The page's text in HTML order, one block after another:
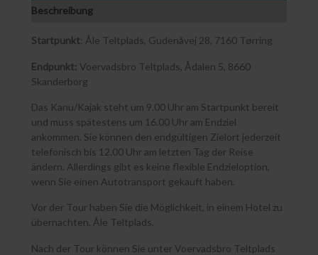
Beschreibung
Startpunkt: Åle Teltplads, Gudenåvej 28, 7160 Tørring
Endpunkt: Voervadsbro Teltplads, Ådalen 5, 8660
Skanderborg
Das Kanu/Kajak steht um 9.00 Uhr am Startpunkt bereit
und muss spätestens um 16.00 Uhr am Endziel
ankommen. Sie können den endgültigen Zielort jederzeit
telefonisch bis 12.00 Uhr am letzten Tag der Reise
ändern. Allerdings gibt es keine flexible Endzieloption,
wenn Sie einen Autotransport gekauft haben.
Vor der Tour haben Sie die Möglichkeit, in einem Hotel zu
übernachten. Åle Teltplads.
Nach der Tour können Sie unter Voervadsbro Teltplads